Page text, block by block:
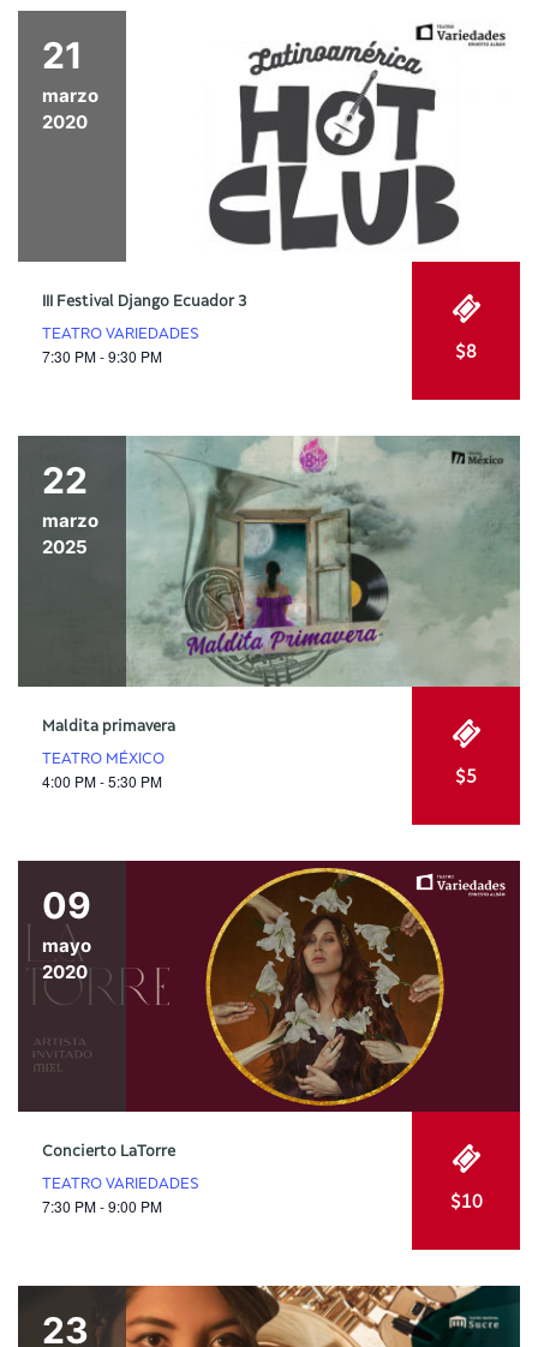
21
marzo
2020
III Festival Django Ecuador 3
TEATRO VARIEDADES
7:30 PM - 9:30 PM $8
22
marzo
2025
Maldita primavera
TEATRO MÉXICO
4:00 PM - 5:30 PM $5
09
mayo
2020
Concierto LaTorre
TEATRO VARIEDADES
7:30 PM - 9:00 PM $10
23